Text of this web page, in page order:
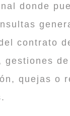
donde
contrato
gestiones de
quejas o